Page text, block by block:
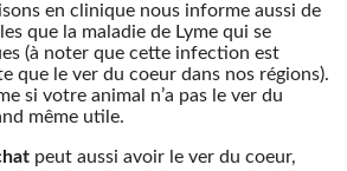
en clinique nous informe aussi de
que la maladie de Lyme qui se
(à noter que cette infection est
que le ver du coeur dans nos régions).
si votre animal n’a pas le ver du
même utile.
peut aussi avoir le ver du coeur,